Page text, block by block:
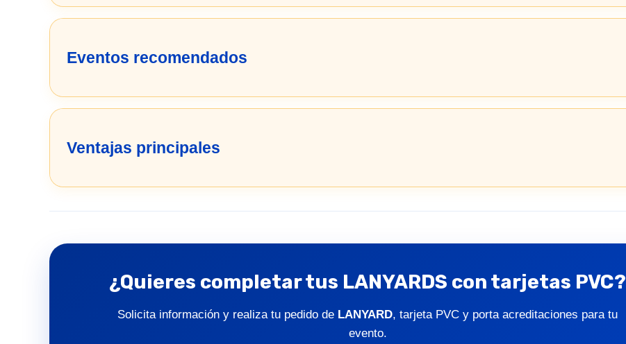
Eventos recomendados
Ventajas principales
¿Quieres completar tus LANYARDS con tarjetas PVC?
Solicita información y realiza tu pedido de LANYARD, tarjeta PVC y porta acreditaciones para tu
evento.